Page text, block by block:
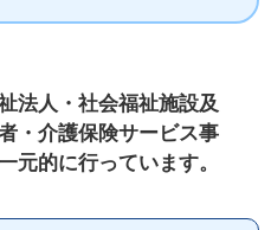
法人・社会福祉施設及
・介護保険サービス事
元的に行っています。